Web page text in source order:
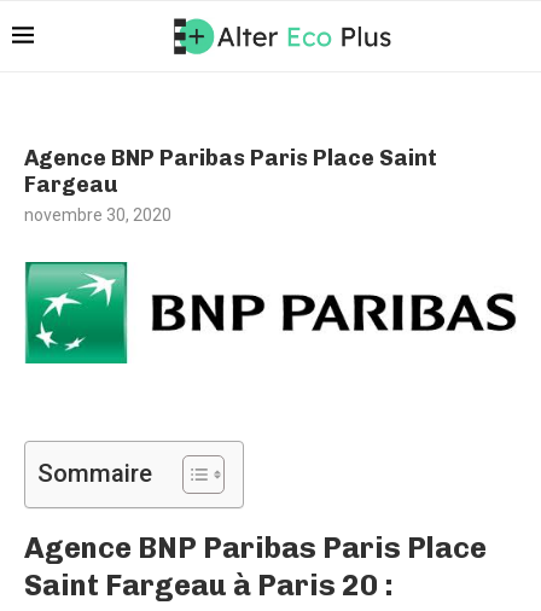
Agence BNP Paribas Paris Place Saint
Fargeau
novembre 30, 2020
Sommaire
Agence BNP Paribas Paris Place
Saint Fargeau à Paris 20 :